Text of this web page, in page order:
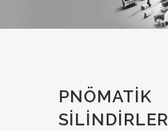
PNÖMATIK
SILINDIRLER